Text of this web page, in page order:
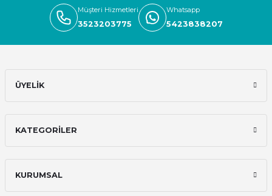
Müşteri Hizmetleri
3523203775
Whatsapp
5423838207
ÜYELİK
KATEGORİLER
KURUMSAL